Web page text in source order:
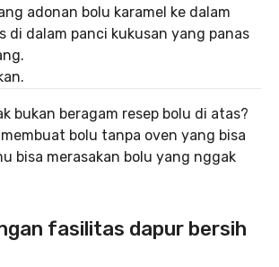
adonan bolu karamel ke dalam
di dalam panci kukusan yang panas
bukan beragam resep bolu di atas?
bolu tanpa oven yang bisa
bisa merasakan bolu yang nggak
fasilitas dapur bersih